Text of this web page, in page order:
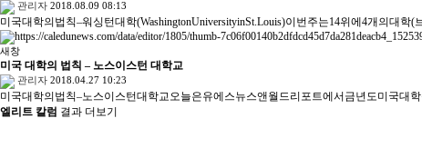
관리자 2018.08.09 08:13
미국대학의법칙–워싱턴대학(WashingtonUniversityinSt.Louis)이번주는14위에4개의대학(
새창
미국 대학의 법칙 – 노스이스턴 대학교
관리자 2018.04.27 10:23
미국대학의법칙–노스이스턴대학교오늘은유에스뉴스앤월드리포트에서금년도미국대
엘리트 칼럼 결과 더보기